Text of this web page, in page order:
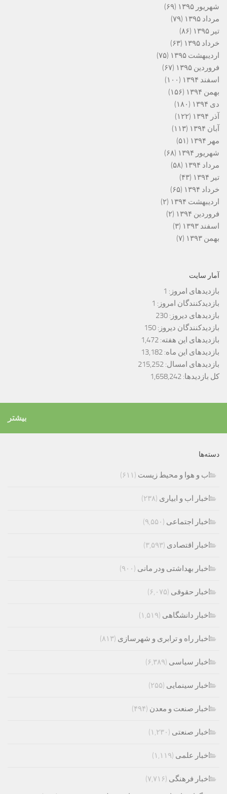
شهریور ۱۳۹۵
(۶۹)
مرداد ۱۳۹۵
(۷۹)
تیر ۱۳۹۵
(۸۶)
خرداد ۱۳۹۵
(۶۳)
اردیبهشت ۱۳۹۵
(۷۵)
فروردین ۱۳۹۵
(۶۷)
اسفند ۱۳۹۴
(۱۰۰)
بهمن ۱۳۹۴
(۱۵۶)
دی ۱۳۹۴
(۱۸۰)
آذر ۱۳۹۴
(۱۲۲)
آبان ۱۳۹۴
(۱۱۳)
مهر ۱۳۹۴
(۵۱)
شهریور ۱۳۹۴
(۶۸)
مرداد ۱۳۹۴
(۵۸)
تیر ۱۳۹۴
(۴۳)
خرداد ۱۳۹۴
(۶۵)
اردیبهشت ۱۳۹۴
(۲)
فروردین ۱۳۹۴
(۲)
اسفند ۱۳۹۳
(۳)
بهمن ۱۳۹۳
(۷)
آمار سایت
بازدیدهای امروز: 1
بازدیدکنندگان امروز: 1
بازدیدهای دیروز: 230
بازدیدکنندگان دیروز: 150
بازدیدهای این هفته: 1,472
بازدیدهای این ماه: 13,182
بازدیدهای امسال: 215,252
کل بازدیدها: 1,658,242
بیشتر
دسته‌ها
اب و هوا و محیط زیست (۶۱۱)
اخبار اب و ابیاری (۲۳۸)
اخبار اجتماعی (۹,۵۵۰)
اخبار اقتصادی (۳,۵۹۳)
اخبار بهداشتی ودر مانی (۹۰۰)
اخبار حقوقی (۶,۰۷۵)
اخبار دانشگاهی (۱,۵۱۹)
اخبار راه و ترابری و شهرسازی (۸۱۳)
اخبار سیاسی (۶,۳۸۹)
اخبار سینمایی (۲۵۵)
اخبار صنعت و معدن (۴۹۴)
اخبار صنعتی (۱,۲۳۰)
اخبار علمی (۱,۱۱۹)
اخبار فرهنگی (۷,۷۱۶)